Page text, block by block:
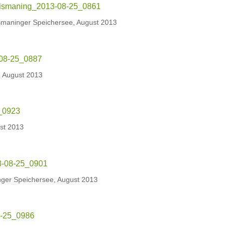
Speichersee, August 2013
2013
2013
Speichersee, August 2013